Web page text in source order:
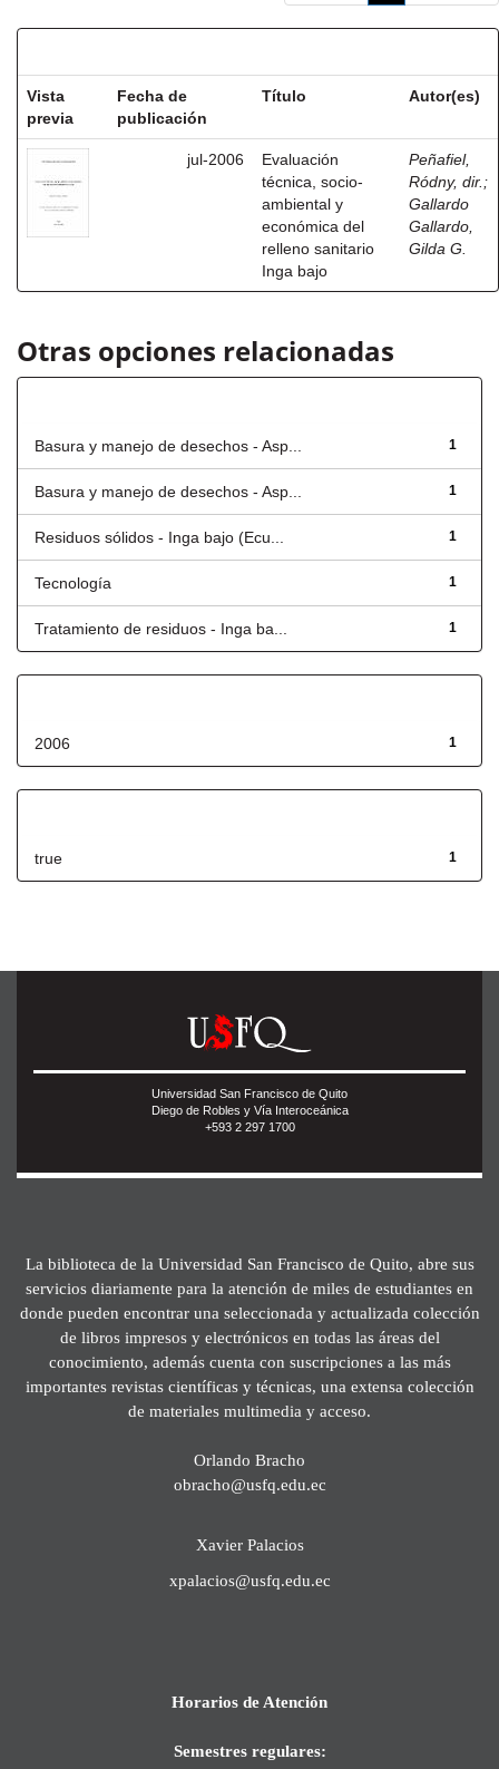
Vista
previa
Fecha de
publicación
Título Autor(es)
jul-2006
Evaluación
técnica, socio-
ambiental y
económica del
relleno sanitario
Inga bajo
Peñafiel,
Ródny, dir. ;
Gallardo
Gallardo,
Gilda G.
Otras opciones relacionadas
1
Basura y manejo de desechos - Asp...
1
Basura y manejo de desechos - Asp...
1
Residuos sólidos - Inga bajo (Ecu...
1
Tecnología
1
Tratamiento de residuos - Inga ba...
1
2006
1
true
Universidad San Francisco de Quito
Diego de Robles y Vía Interoceánica
+593 2 297 1700
La biblioteca de la Universidad San Francisco de Quito, abre sus
servicios diariamente para la atención de miles de estudiantes en
donde pueden encontrar una seleccionada y actualizada colección
de libros impresos y electrónicos en todas las áreas del
conocimiento, además cuenta con suscripciones a las más
importantes revistas científicas y técnicas, una extensa colección
de materiales multimedia y acceso.
Orlando Bracho
obracho@usfq.edu.ec
Xavier Palacios
xpalacios@usfq.edu.ec
Horarios de Atención
Semestres regulares: